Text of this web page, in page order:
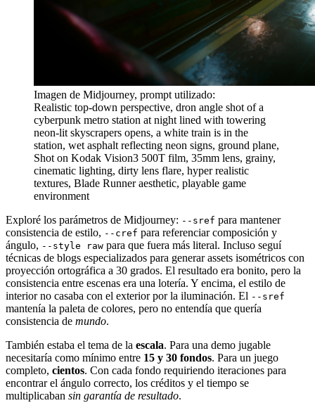
Imagen de Midjourney, prompt utilizado:
Realistic top-down perspective, dron angle shot of a
cyberpunk metro station at night lined with towering
neon-lit skyscrapers opens, a white train is in the
station, wet asphalt reflecting neon signs, ground plane,
Shot on Kodak Vision3 500T film, 35mm lens, grainy,
cinematic lighting, dirty lens flare, hyper realistic
textures, Blade Runner aesthetic, playable game
environment
Exploré los parámetros de Midjourney: --sref para mantener
consistencia de estilo, --cref para referenciar composición y
ángulo, --style raw para que fuera más literal. Incluso seguí
técnicas de blogs especializados para generar assets isométricos con
proyección ortográfica a 30 grados. El resultado era bonito, pero la
consistencia entre escenas era una lotería. Y encima, el estilo de
interior no casaba con el exterior por la iluminación. El --sref
mantenía la paleta de colores, pero no entendía que quería
consistencia de mundo.
También estaba el tema de la escala. Para una demo jugable
necesitaría como mínimo entre 15 y 30 fondos. Para un juego
completo, cientos. Con cada fondo requiriendo iteraciones para
encontrar el ángulo correcto, los créditos y el tiempo se
multiplicaban sin garantía de resultado.